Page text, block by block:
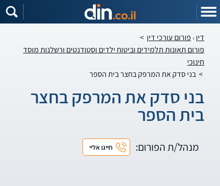
דין פורום עורכי דין >
פורום תאונות תלמידים וביטוח ילדים וסטודנטים ורשלנות מוסד
חינוכי
> בני סדק את המרפק בחצר בית הספר
בני סדק את המרפק בחצר
בית הספר
מנהל/ת הפורום: חייגו אליי